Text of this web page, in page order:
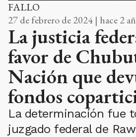
FALLO
27 de febrero de 2024 | hace 2
La justicia
favor de
Nación que
fondos
La determinación fue
juzgado federal de